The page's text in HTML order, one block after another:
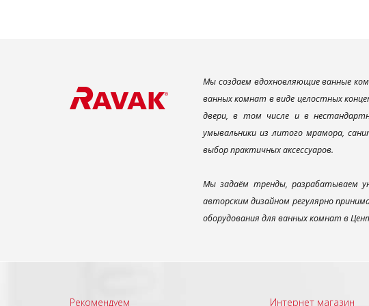
Мы создаем вдохновляющие ванные
ванных комнат в виде целостных
двери, в том числе и в
умывальники из литого мрамора,
выбор практичных аксессуаров.
Мы задаём тренды, разрабатываем
авторским дизайном регулярно
оборудования для ванных комнат в
Рекомендуем Интернет магазин